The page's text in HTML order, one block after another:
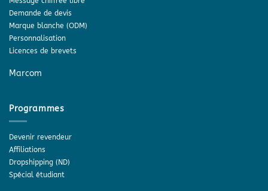
Demande de devis
Marque blanche (ODM)
Personnalisation
Licences de brevets
Marcom
Programmes
Devenir revendeur
Affiliations
Dropshipping (ND)
Spécial étudiant